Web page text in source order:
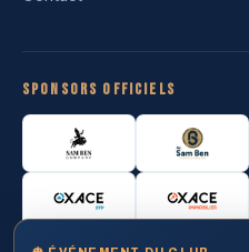
Sponsors officiels